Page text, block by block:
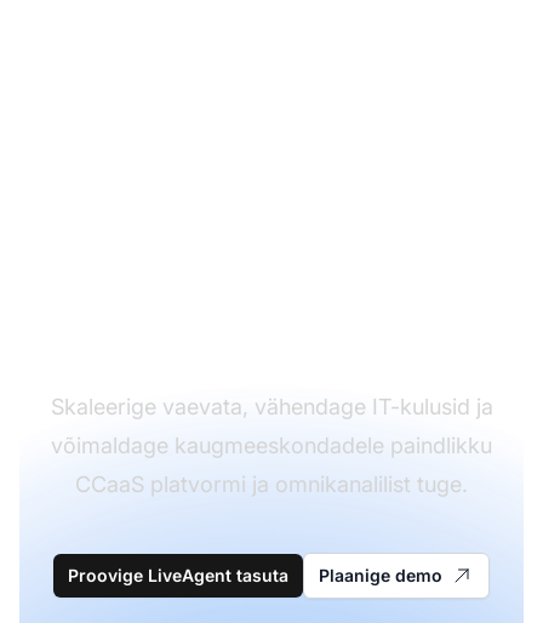
Skaleerige vaevata, vähendage IT-kulusid ja
võimaldage kaugmeeskondadele paindlikku
CCaaS platvormi ja omnikanalilist tuge.
Proovige LiveAgent tasuta Plaanige demo